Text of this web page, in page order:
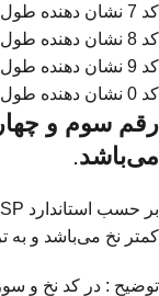
کد 7 نشان دهنده طول ۹۰ سانتی‌متر می‌باشد.
کد 8 نشان دهنده طول ۱۰۰ سانتی‌متر می‌باشد.
کد 9 نشان دهنده طول ۱۵۰ سانتی‌متر می‌باشد .
کد 0 نشان دهنده طول ۱۸۰ سانتی‌متر می‌باشد.
رقم سوم و
می‌باشد.
کمتر نخ می‌باشد و به
توضیح : در کد نخ و